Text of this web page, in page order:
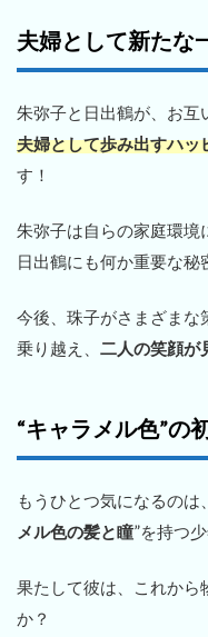
夫婦として新たな
朱弥子と日出鶴が、お互
夫婦として歩み出すハッ
す！
朱弥子は自らの家庭環境
日出鶴にも何か重要な秘
今後、珠子がさまざまな
乗り越え、 二人の笑顔が
“キャラメル色”の
もうひとつ気になるの
メル色の髪と瞳”を持つ
果たして彼は、これから
か？